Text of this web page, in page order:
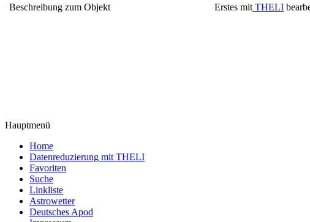
Beschreibung zum Objekt
Erstes mitTHELI
Hauptmenü
Home
Datenreduzierung mit THELI
Favoriten
Suche
Linkliste
Astrowetter
Deutsches Apod